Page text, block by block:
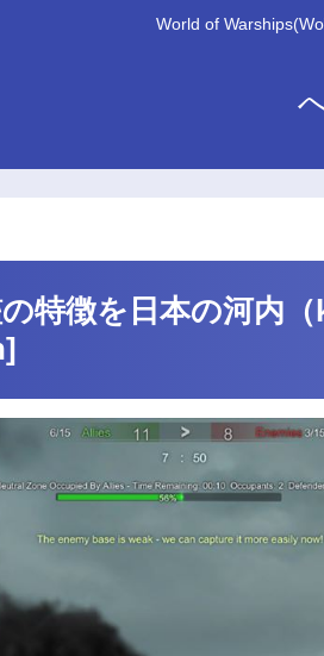
World of
特徴を日本の河内